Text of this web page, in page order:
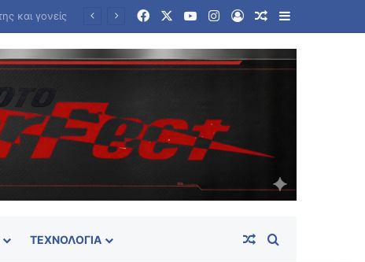
FacebookYouTubeInstagram
Log InRandom Article
Sidebar
ΤΕΧΝΟΛΟΓΊΑ Random Article